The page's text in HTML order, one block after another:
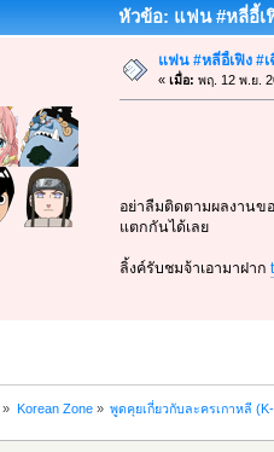
หัวข้อ: แฟน #หลี่อี้เ
แฟน #หลี่อี้เฟิง #
«เมื่อ: พฤ. 12 พ.ย.
อย่าลืมติดตามผลงานข
แตกกันได้เลย
ลิ้งค์รับชมจ้าเอามาฝาก
» Korean Zone» พูดคุยเกี่ยวกับละครเกาหลี